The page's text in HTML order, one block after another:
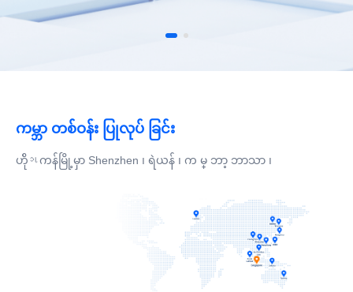
ကမ္ဘာ တစ်ဝန်း ပြုလုပ် ခြင်း
ဟိုંગကန်မြို့မှာ Shenzhen ၊ ရဲယန် ၊ က မ္ ဘာ့ ဘာသာ ၊